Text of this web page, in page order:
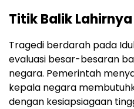
Titik Balik
Tragedi berdarah pada
evaluasi besar-besaran
negara. Pemerintah
kepala negara
dengan kesiapsiagaan